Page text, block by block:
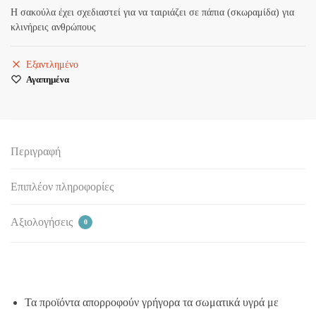
Η σακούλα έχει σχεδιαστεί για να ταιριάζει σε πάπια (σκωραμίδα) για
κλινήρεις ανθρώπους
Εξαντλημένο
Αγαπημένα
Περιγραφή
Επιπλέον πληροφορίες
Αξιολογήσεις 0
Τα προϊόντα απορροφούν γρήγορα τα σωματικά υγρά με